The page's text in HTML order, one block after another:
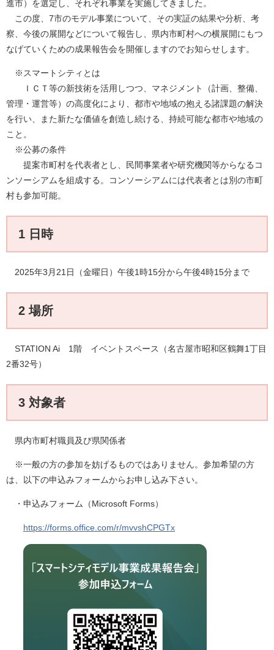
進市）を選定し、それぞれ事業を実施してきました。
この度、7市のモデル事業について、その実証の結果や分析、考
察、今後の展開などについて報告し、県内市町村への横展開にもつ
なげていくための成果報告会を開催しますのでお知らせします。
※スマートシティとは
ＩＣＴ等の新技術を活用しつつ、マネジメント（計画、整備、
管理・運営等）の高度化により、都市や地域の抱える諸課題の解決
を行い、また新たな価値を創造し続ける、持続可能な都市や地域の
こと。
※公募の条件
提案市町村を代表者とし、民間事業者や研究機関等からなるコ
ンソーシアムを組成する。コンソーシアムには代表者とは別の市町
村も参加可能。
1 日時
2025年3月21日（金曜日）午後1時15分から午後4時15分まで
2 場所
STATION Ai 1階 イベントスペース（名古屋市昭和区鶴舞1丁目
2番32号）
3 対象者
県内市町村職員及び県関係者
※一般の方の参加を妨げるものではありません。参加希望の方
は、以下の申込みフォームからお申し込み下さい。
・申込みフォーム（Microsoft Forms）
https://forms.office.com/r/mvvshCPGTx